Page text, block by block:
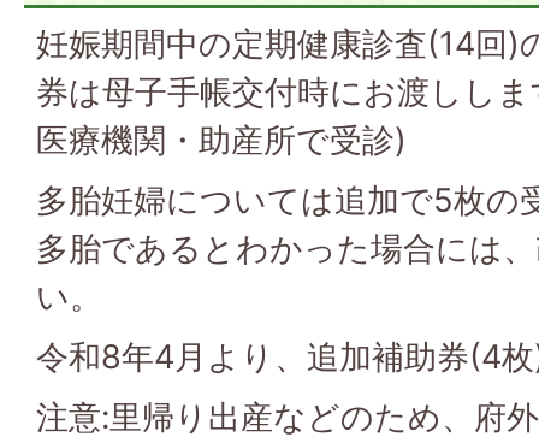
妊娠期間中の定期健康診査(14回)
券は母子手帳交付時にお渡しし
医療機関・助産所で受診)
多胎妊婦については追加で5枚の
多胎であるとわかった場合には
い。
令和8年4月より、追加補助券(4
注意:里帰り出産などのため、府